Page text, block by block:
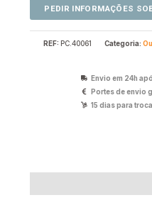
REF: PC.40061 Categoria:
Envio em 24h
Portes de envio
15 dias para